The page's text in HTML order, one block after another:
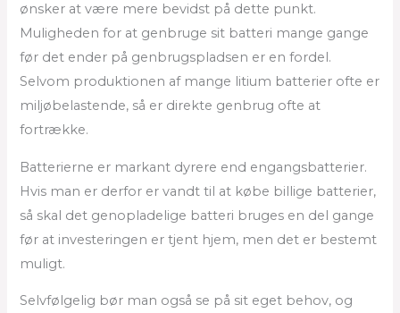
ønsker at være mere bevidst på dette punkt.
Muligheden for at genbruge sit batteri mange gange
før det ender på genbrugspladsen er en fordel.
Selvom produktionen af mange litium batterier ofte er
miljøbelastende, så er direkte genbrug ofte at
fortrække.
Batterierne er markant dyrere end engangsbatterier.
Hvis man er derfor er vandt til at købe billige batterier,
så skal det genopladelige batteri bruges en del gange
før at investeringen er tjent hjem, men det er bestemt
muligt.
Selvfølgelig bør man også se på sit eget behov, og